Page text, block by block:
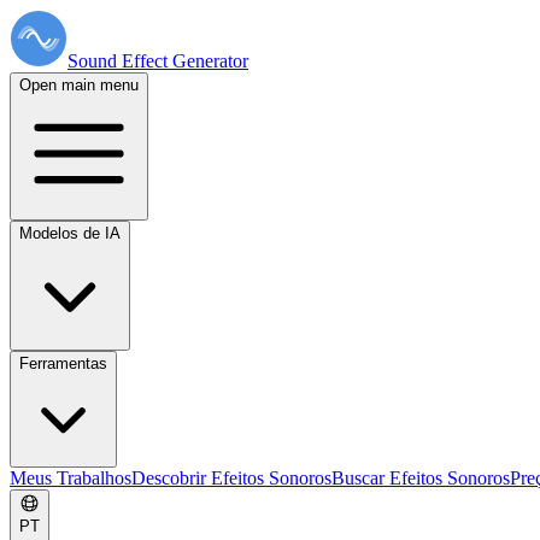
Sound Effect Generator
Open main menu
Modelos de IA
Ferramentas
Meus TrabalhosDescobrir Efeitos SonorosBuscar Efeitos Sonoros
PT